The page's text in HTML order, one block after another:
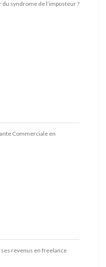
syndrome de l’imposteur ?
Commerciale en
revenus en freelance